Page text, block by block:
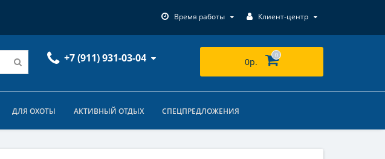
Время работы Клиент-центр
+7 (911) 931-03-04 0р.
0
ДЛЯ ОХОТЫ АКТИВНЫЙ ОТДЫХ СПЕЦПРЕДЛОЖЕНИЯ